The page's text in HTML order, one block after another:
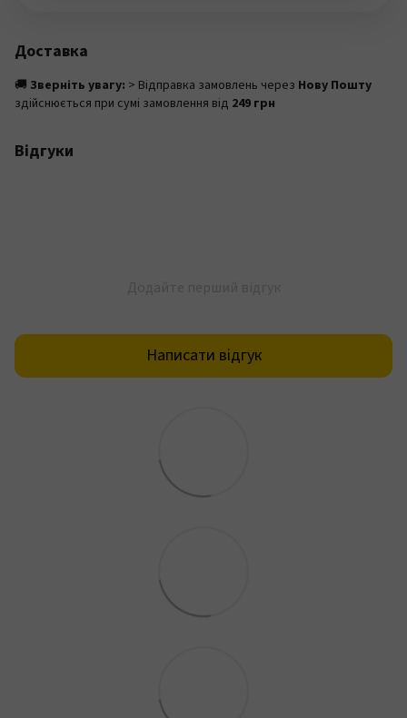
Доставка
🚚 Зверніть увагу: > Відправка замовлень через Нову Пошту
здійснюється при сумі замовлення від 249 грн
Відгуки
Написати відгук